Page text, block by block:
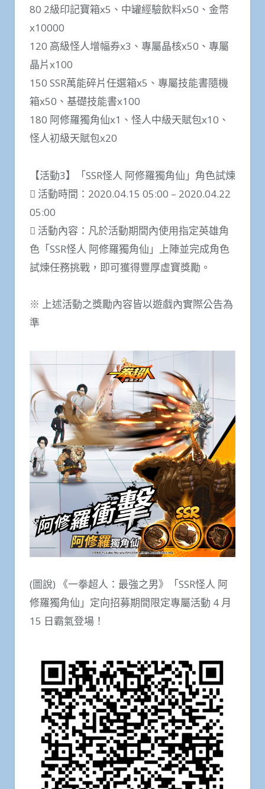
80 2級印記寶箱x5、中罐經驗飲料x50、金幣
x10000
120 高級怪人增幅券x3、專屬晶核x50、專屬
晶片x100
150 SSR萬能碎片任選箱x5、專屬技能書隨機
箱x50、基礎技能書x100
180 阿修羅獨角仙x1、怪人中級天賦包x10、
怪人初級天賦包x20
【活動3】「SSR怪人 阿修羅獨角仙」角色試煉
 活動時間：2020.04.15 05:00 – 2020.04.22
05:00
 活動內容：凡於活動期間內使用指定英雄角
色「SSR怪人 阿修羅獨角仙」上陣並完成角色
試煉任務挑戰，即可獲得豐厚虛寶獎勵。
※ 上述活動之獎勵內容皆以遊戲內實際公告為
準
(圖說) 《一拳超人：最強之男》「SSR怪人 阿
修羅獨角仙」定向招募期間限定專屬活動 4 月
15 日霸氣登場！